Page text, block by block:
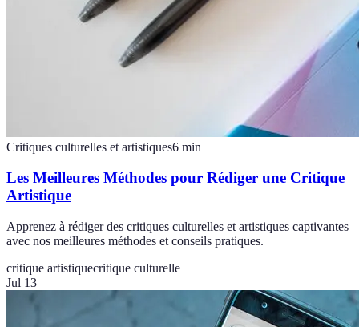
Critiques culturelles et artistiques6 min
Les Meilleures Méthodes pour Rédiger une Critique
Artistique
Apprenez à rédiger des critiques culturelles et artistiques captivantes
avec nos meilleures méthodes et conseils pratiques.
critique artistiquecritique culturelle
Jul 13